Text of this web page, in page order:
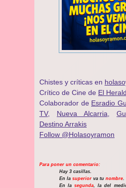
Chistes y críticas en
Crítico de Cine de El
​​Colaborador de Esradio
TV,
Nueva Alcarria,
Destino Arrakis
Follow @Holasoyramon
Para poner un comentario:
Hay 3 casillas.
En la superior va tu nombre.
En lasegunda, la del